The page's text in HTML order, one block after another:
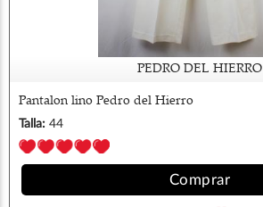
PEDRO DEL HIERRO
Pantalon lino Pedro del Hierro
Talla: 44
Comprar